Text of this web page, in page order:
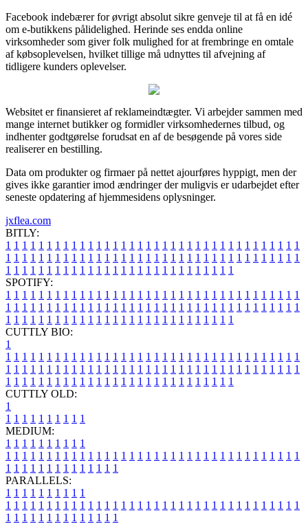
Facebook indebærer for øvrigt absolut sikre genveje til at få en idé
om e-butikkens pålidelighed. Herinde ses endda online
virksomheder som giver folk mulighed for at frembringe en omtale
af købsoplevelsen, hvilket tillige må udnyttes til afvejning af
tidligere kunders oplevelser.
Websitet er finansieret af reklameindtægter. Vi arbejder sammen med
mange internet butikker og formidler virksomhedernes tilbud, og
indhenter godtgørelse forudsat en af de besøgende på vores side
realiserer en bestilling.
Data om produkter og firmaer på nettet ajourføres hyppigt, men der
gives ikke garantier imod ændringer der muligvis er udarbejdet efter
seneste opdatering af hjemmesidens oplysninger.
jxflea.com
BITLY:
1 1 1 1 1 1 1 1 1 1 1 1 1 1 1 1 1 1 1 1 1 1 1 1 1 1 1 1 1 1 1 1 1 1 1 1
1 1 1 1 1 1 1 1 1 1 1 1 1 1 1 1 1 1 1 1 1 1 1 1 1 1 1 1 1 1 1 1 1 1 1 1
1 1 1 1 1 1 1 1 1 1 1 1 1 1 1 1 1 1 1 1 1 1 1 1 1 1 1 1
SPOTIFY:
1 1 1 1 1 1 1 1 1 1 1 1 1 1 1 1 1 1 1 1 1 1 1 1 1 1 1 1 1 1 1 1 1 1 1 1
1 1 1 1 1 1 1 1 1 1 1 1 1 1 1 1 1 1 1 1 1 1 1 1 1 1 1 1 1 1 1 1 1 1 1 1
1 1 1 1 1 1 1 1 1 1 1 1 1 1 1 1 1 1 1 1 1 1 1 1 1 1 1 1
CUTTLY BIO:
1
1 1 1 1 1 1 1 1 1 1 1 1 1 1 1 1 1 1 1 1 1 1 1 1 1 1 1 1 1 1 1 1 1 1 1 1
1 1 1 1 1 1 1 1 1 1 1 1 1 1 1 1 1 1 1 1 1 1 1 1 1 1 1 1 1 1 1 1 1 1 1 1
1 1 1 1 1 1 1 1 1 1 1 1 1 1 1 1 1 1 1 1 1 1 1 1 1 1 1 1
CUTTLY OLD:
1
1 1 1 1 1 1 1 1 1 1
MEDIUM:
1 1 1 1 1 1 1 1 1 1
1 1 1 1 1 1 1 1 1 1 1 1 1 1 1 1 1 1 1 1 1 1 1 1 1 1 1 1 1 1 1 1 1 1 1 1
1 1 1 1 1 1 1 1 1 1 1 1 1 1
PARALLELS:
1 1 1 1 1 1 1 1 1 1
1 1 1 1 1 1 1 1 1 1 1 1 1 1 1 1 1 1 1 1 1 1 1 1 1 1 1 1 1 1 1 1 1 1 1 1
1 1 1 1 1 1 1 1 1 1 1 1 1 1